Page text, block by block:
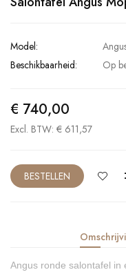
Model:
Beschikbaarheid:
Op
€ 740,00
Excl. BTW: € 611,57
BESTELLEN
Angus ronde salontafel in